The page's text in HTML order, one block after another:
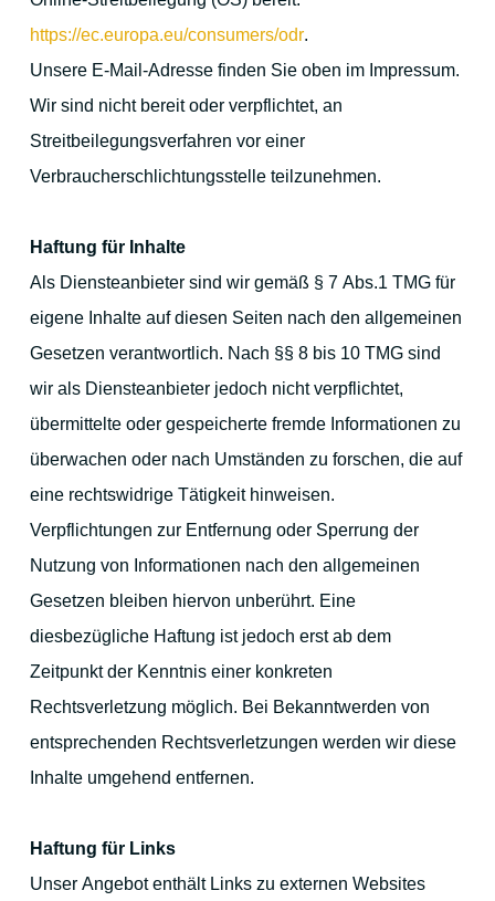
Your hosts
Guest reviews
Book online
https://ec.europa.eu/consumers/odr.
Unsere E-Mail-Adresse finden Sie oben im Impressum.
Wir sind nicht bereit oder verpflichtet, an
Streitbeilegungsverfahren vor einer
Verbraucherschlichtungsstelle teilzunehmen.
Haftung für Inhalte
Als Diensteanbieter sind wir gemäß § 7 Abs.1 TMG für
eigene Inhalte auf diesen Seiten nach den allgemeinen
Gesetzen verantwortlich. Nach §§ 8 bis 10 TMG sind
wir als Diensteanbieter jedoch nicht verpflichtet,
übermittelte oder gespeicherte fremde Informationen zu
überwachen oder nach Umständen zu forschen, die auf
eine rechtswidrige Tätigkeit hinweisen.
Verpflichtungen zur Entfernung oder Sperrung der
Nutzung von Informationen nach den allgemeinen
Gesetzen bleiben hiervon unberührt. Eine
diesbezügliche Haftung ist jedoch erst ab dem
Zeitpunkt der Kenntnis einer konkreten
Rechtsverletzung möglich. Bei Bekanntwerden von
entsprechenden Rechtsverletzungen werden wir diese
Inhalte umgehend entfernen.
Haftung für Links
Unser Angebot enthält Links zu externen Websites